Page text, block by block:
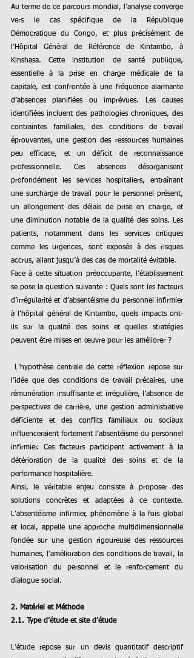
Au terme de ce parcours mondial, l’analyse converge
vers le cas spécifique de la République
Démocratique du Congo, et plus précisément de
l’Hôpital Général de Référence de Kintambo, à
Kinshasa. Cette institution de santé publique,
essentielle à la prise en charge médicale de la
capitale, est confrontée à une fréquence alarmante
d’absences planifiées ou imprévues. Les causes
identifiées incluent des pathologies chroniques, des
contraintes familiales, des conditions de travail
éprouvantes, une gestion des ressources humaines
peu efficace, et un déficit de reconnaissance
professionnelle. Ces absences désorganisent
profondément les services hospitaliers, entraînant
une surcharge de travail pour le personnel présent,
un allongement des délais de prise en charge, et
une diminution notable de la qualité des soins. Les
patients, notamment dans les services critiques
comme les urgences, sont exposés à des risques
accrus, allant jusqu’à des cas de mortalité évitable.
Face à cette situation préoccupante, l’établissement
se pose la question suivante : Quels sont les facteurs
d’irrégularité et d’absentéisme du personnel infirmier
à l’hôpital général de Kintambo, quels impacts ont-
ils sur la qualité des soins et quelles stratégies
peuvent être mises en œuvre pour les améliorer ?
L’hypothèse centrale de cette réflexion repose sur
l’idée que des conditions de travail précaires, une
rémunération insuffisante et irrégulière, l’absence de
perspectives de carrière, une gestion administrative
déficiente et des conflits familiaux ou sociaux
influenceraient fortement l’absentéisme du personnel
infirmier. Ces facteurs participent activement à la
détérioration de la qualité des soins et de la
performance hospitalière.
Ainsi, le véritable enjeu consiste à proposer des
solutions concrètes et adaptées à ce contexte.
L’absentéisme infirmier, phénomène à la fois global
et local, appelle une approche multidimensionnelle
fondée sur une gestion rigoureuse des ressources
humaines, l’amélioration des conditions de travail, la
valorisation du personnel et le renforcement du
dialogue social.
2. Matériel et Méthode
2.1. Type d’étude et site d’étude
L’étude repose sur un devis quantitatif descriptif